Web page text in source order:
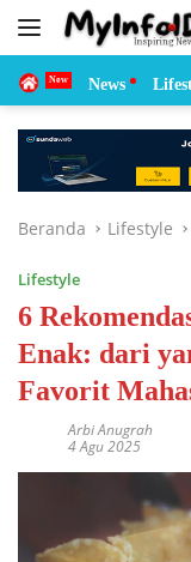
Langsung
Home News
Beranda Lifestyle
Lifestyle
6
Enak: dari
Favorit
Arbi Anugrah
4 Agu 2025